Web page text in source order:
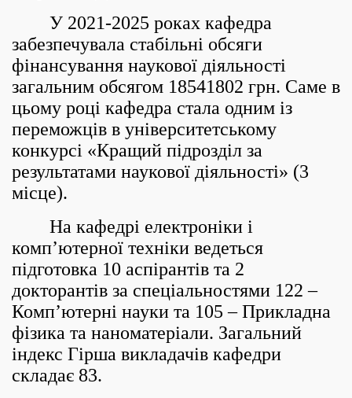
У 2021-2025 роках кафедра
забезпечувала стабільні обсяги
фінансування наукової діяльності
загальним обсягом 18541802 грн. Саме в
цьому році кафедра стала одним із
переможців в університетському
конкурсі «Кращий підрозділ за
результатами наукової діяльності» (3
місце).
На кафедрі електроніки і
комп’ютерної техніки ведеться
підготовка 10 аспірантів та 2
докторантів за спеціальностями 122 –
Комп’ютерні науки та 105 – Прикладна
фізика та наноматеріали. Загальний
індекс Гірша викладачів кафедри
складає 83.